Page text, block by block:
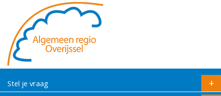
Stel je vraag